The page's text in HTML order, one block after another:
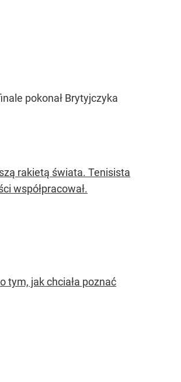
pokonał Brytyjczyka
rakietą świata. Tenisista
współpracował.
tym, jak chciała poznać